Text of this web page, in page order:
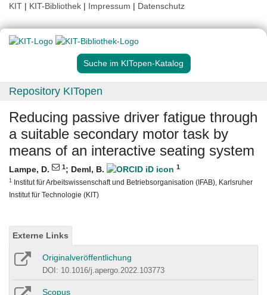
KIT | KIT-Bibliothek | Impressum | Datenschutz
Suche im KITopen-Katalog
Repository KITopen
Reducing passive driver fatigue through
a suitable secondary motor task by
means of an interactive seating system
Lampe, D. 1; Deml, B. 1
1 Institut für Arbeitswissenschaft und Betriebsorganisation (IFAB), Karlsruher
Institut für Technologie (KIT)
Externe Links
Originalveröffentlichung
DOI: 10.1016/j.apergo.2022.103773
Scopus